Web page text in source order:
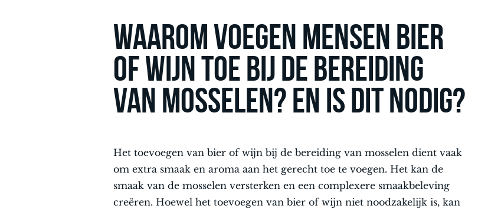
Waarom voegen mensen bier
of wijn toe bij de bereiding
van mosselen? en is dit nodig?
Het toevoegen van bier of wijn bij de bereiding van mosselen dient vaak
om extra smaak en aroma aan het gerecht toe te voegen. Het kan de
smaak van de mosselen versterken en een complexere smaakbeleving
creëren. Hoewel het toevoegen van bier of wijn niet noodzakelijk is, kan